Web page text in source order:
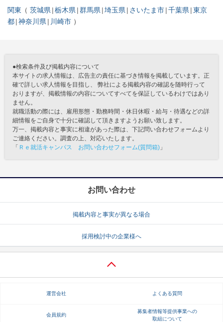
関東 茨城県 栃木県 群馬県 埼玉県 さいたま市 千葉県 東京
都 神奈川県 川崎市
●検索条件及び掲載内容について
本サイトの求人情報は、広告主の責任に基づき情報を掲載しています。正
確で詳しい求人情報を目指し、 弊社による掲載内容の確認を随時行って
おりますが、掲載情報の内容についてすべてを保証しているわけではあり
ません。
就職活動の際には、雇用形態・勤務時間・休日休暇・給与・待遇などの詳
細情報をご自身で十分に確認して頂きますようお願い致します。
万一、掲載内容と事実に相違があった際は、下記問い合わせフォームより
ご連絡ください。調査の上、対応いたします。
「 Ｒｅ就活キャンパス お問い合わせフォーム(質問箱) 」
お問い合わせ
掲載内容と事実が異なる場合
採用検討中の企業様へ
運営会社 よくある質問
会員規約
募集者情報等提供事業への
取組について